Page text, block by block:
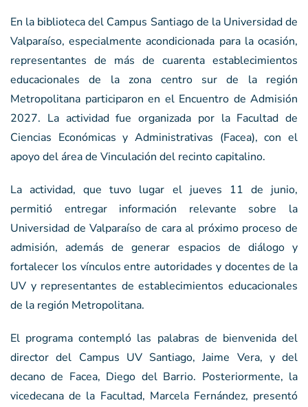
En la biblioteca del Campus Santiago de la Universidad de
Valparaíso, especialmente acondicionada para la ocasión,
representantes de más de cuarenta establecimientos
educacionales de la zona centro sur de la región
Metropolitana participaron en el Encuentro de Admisión
2027. La actividad fue organizada por la Facultad de
Ciencias Económicas y Administrativas (Facea), con el
apoyo del área de Vinculación del recinto capitalino.
La actividad, que tuvo lugar el jueves 11 de junio,
permitió entregar información relevante sobre la
Universidad de Valparaíso de cara al próximo proceso de
admisión, además de generar espacios de diálogo y
fortalecer los vínculos entre autoridades y docentes de la
UV y representantes de establecimientos educacionales
de la región Metropolitana.
El programa contempló las palabras de bienvenida del
director del Campus UV Santiago, Jaime Vera, y del
decano de Facea, Diego del Barrio. Posteriormente, la
vicedecana de la Facultad, Marcela Fernández, presentó